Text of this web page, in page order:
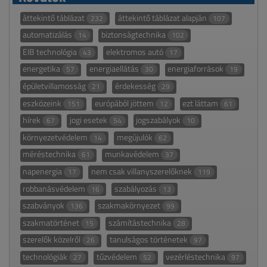
áttekintő táblázat 232 áttekintő táblázat alapján 107
automatizálás 14 biztonságtechnika 102
EIB technológia 43 elektromos autó 17
energetika 57 energiaellátás 30 energiaforrások 19
épületvillamosság 21 érdekesség 29
eszközeink 151 európából jöttem 12 ezt láttam 61
hírek 67 jogi esetek 54 jogszabályok 10
környezetvédelem 14 megújulók 62
méréstechnika 61 munkavédelem 37
napenergia 17 nem csak villanyszerelőknek 119
robbanásvédelem 16 szabályozás 13
szabványok 136 szakmakörnyezet 99
szakmatörténet 15 számítástechnika 28
szerelők közelről 26 tanulságos történetek 97
technológiák 27 tűzvédelem 52 vezérléstechnika 97